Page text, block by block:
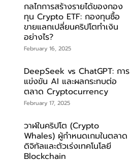
กลไกการสร้างรายได้ของกอง
ทุน Crypto ETF: กองทุนซื้อ
ขายแลกเปลี่ยนคริปโตทำเงิน
อย่างไร?
February 16, 2025
DeepSeek vs ChatGPT: การ
แข่งขัน AI และผลกระทบต่อ
ตลาด Cryptocurrency
February 17, 2025
วาฬในคริปโต (Crypto
Whales) ผู้กำหนดเกมในตลาด
ดิจิทัลและตัวเร่งเทคโนโลยี
Blockchain